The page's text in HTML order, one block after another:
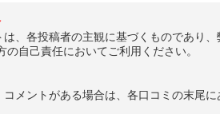
、各投稿者の主観に基づくものであり
自己責任においてご利用ください。
メントがある場合は、各口コミの末尾